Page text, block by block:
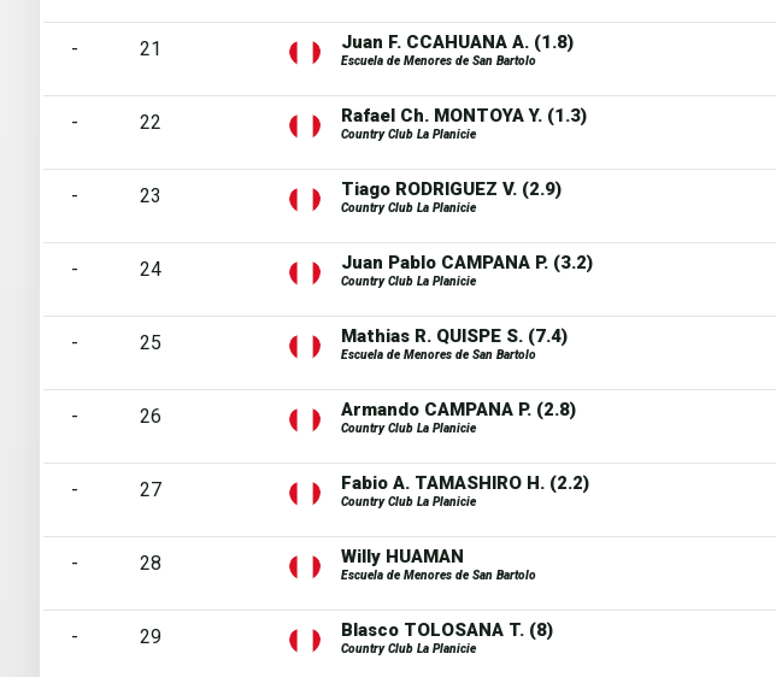
- 21 Juan F. CCAHUANA A. (1.8)
Escuela de Menores de San Bartolo
- 22 Rafael Ch. MONTOYA Y. (1.3)
Country Club La Planicie
- 23 Tiago RODRIGUEZ V. (2.9)
Country Club La Planicie
- 24 Juan Pablo CAMPANA P. (3.2)
Country Club La Planicie
- 25 Mathias R. QUISPE S. (7.4)
Escuela de Menores de San Bartolo
- 26 Armando CAMPANA P. (2.8)
Country Club La Planicie
- 27 Fabio A. TAMASHIRO H. (2.2)
Country Club La Planicie
- 28 Willy HUAMAN
Escuela de Menores de San Bartolo
- 29 Blasco TOLOSANA T. (8)
Country Club La Planicie